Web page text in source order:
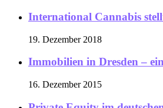
International Cannabis
19. Dezember 2018
Immobilien in Dresden –
16. Dezember 2015